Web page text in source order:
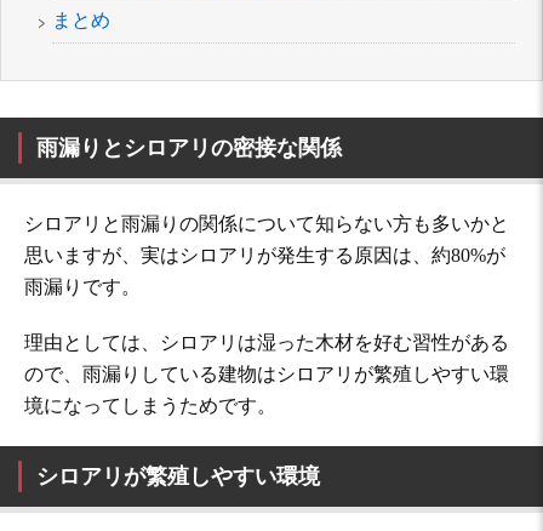
まとめ
雨漏りとシロアリの密接な関係
シロアリと雨漏りの関係について知らない方も多いかと
思いますが、実はシロアリが発生する原因は、約80%が
雨漏りです。
理由としては、シロアリは湿った木材を好む習性がある
ので、雨漏りしている建物はシロアリが繁殖しやすい環
境になってしまうためです。
シロアリが繁殖しやすい環境